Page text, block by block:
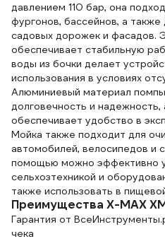
давлением 110 бар, она
фургонов, бассейнов, а
садовых дорожек и фасадов.
обеспечивает стабильную
воды из бочки делает
использования в условиях
Алюминиевый материал
долговечность и
обеспечивает удобство в
Мойка также подходит для
автомобилей, велосипедов и
помощью можно эффективно
сельхозтехникой и
также использовать в
Преимущества X-MAX
Гарантия от
чека